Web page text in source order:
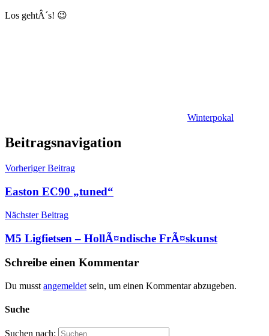
Los gehtÂ´s! 😉
Winterpokal
Beitragsnavigation
Vorheriger Beitrag
Easton EC90 „tuned“
Nächster Beitrag
M5 Ligfietsen – HollÃ¤ndische FrÃ¤skunst
Schreibe einen Kommentar
Du musst angemeldet sein, um einen Kommentar abzugeben.
Suche
Suchen nach: